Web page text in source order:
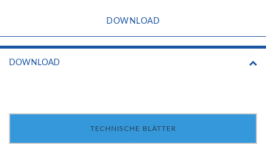
DOWNLOAD
DOWNLOAD
TECHNISCHE BLÄTTER